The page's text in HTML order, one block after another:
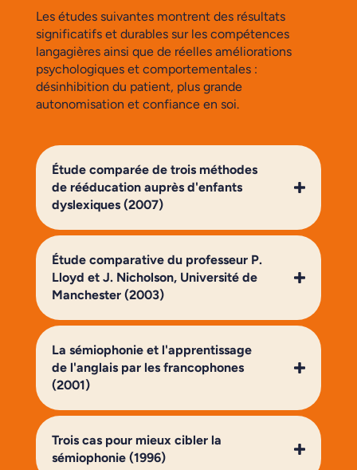
Les études suivantes montrent des résultats
significatifs et durables sur les compétences
langagières ainsi que de réelles améliorations
psychologiques et comportementales :
désinhibition du patient, plus grande
autonomisation et confiance en soi.
Étude comparée de trois méthodes
de rééducation auprès d'enfants
dyslexiques (2007)
Étude comparative du professeur P.
Lloyd et J. Nicholson, Université de
Manchester (2003)
La sémiophonie et l'apprentissage
de l'anglais par les francophones
(2001)
Trois cas pour mieux cibler la
sémiophonie (1996)